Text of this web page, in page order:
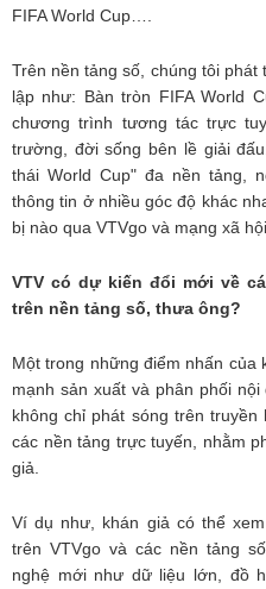
FIFA World Cup….
Trên nền tảng số, chúng tôi
lập như: Bàn tròn FIFA World
chương trình tương tác trực
trường, đời sống bên lề giải
thái World Cup" đa nền tảng,
thông tin ở nhiều góc độ khác
bị nào qua VTVgo và mạng xã
VTV có dự kiến đổi mới về
trên nền tảng số, thưa ông?
Một trong những điểm nhấn của
mạnh sản xuất và phân phối
không chỉ phát sóng trên
các nền tảng trực tuyến, nhằm
giả.
Ví dụ như, khán giả có thể
trên VTVgo và các nền tảng
nghệ mới như dữ liệu lớn, đồ